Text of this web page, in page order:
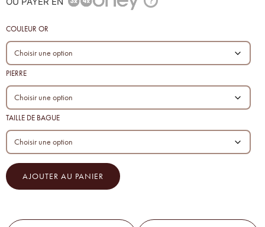
COULEUR OR
PIERRE
TAILLE DE BAGUE
AJOUTER AU PANIER